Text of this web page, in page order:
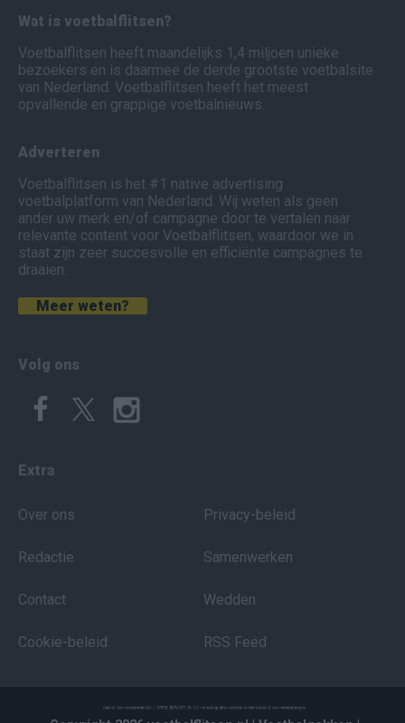
Wat is voetbalflitsen?
Voetbalflitsen heeft maandelijks 1,4 miljoen unieke
bezoekers en is daarmee de derde grootste voetbalsite
van Nederland. Voetbalflitsen heeft het meest
opvallende en grappige voetbalnieuws.
Adverteren
Voetbalflitsen is het #1 native advertising
voetbalplatform van Nederland. Wij weten als geen
ander uw merk en/of campagne door te vertalen naar
relevante content voor Voetbalflitsen, waardoor we in
staat zijn zeer succesvolle en efficiënte campagnes te
draaien.
Meer weten?
Volg ons
Extra
Over ons
Redactie
Contact
Cookie-beleid
Privacy-beleid
Samenwerken
Wedden
RSS Feed